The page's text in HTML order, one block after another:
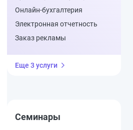
Онлайн-бухгалтерия
Электронная отчетность
Заказ рекламы
Еще 3 услуги
Семинары